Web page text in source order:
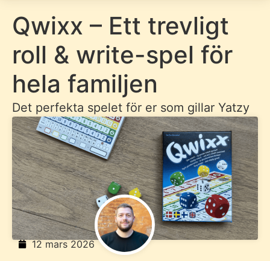
Qwixx – Ett trevligt
roll & write-spel för
hela familjen
Det perfekta spelet för er som gillar Yatzy
12 mars 2026